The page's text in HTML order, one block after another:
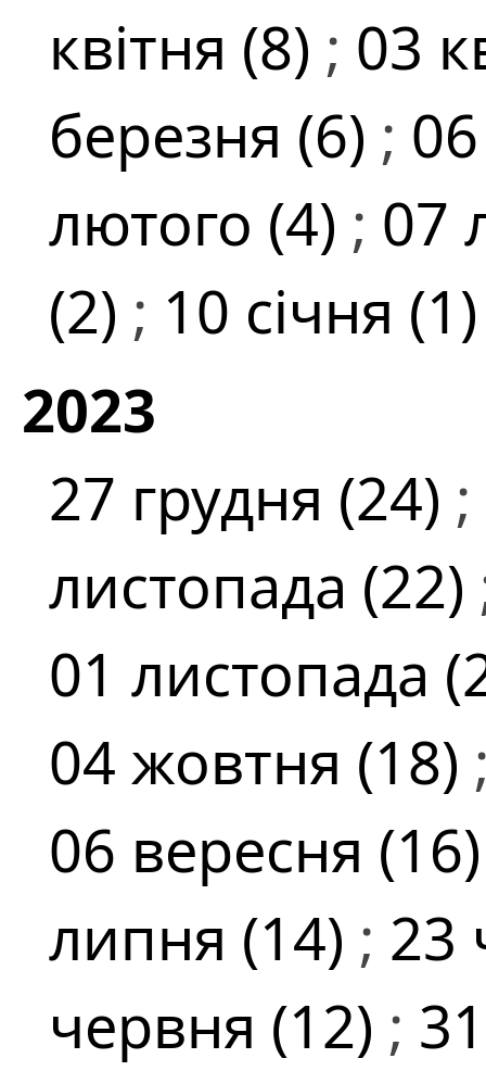
квітня (8) ; 03
березня (6) ;
лютого (4) ; 07
(2) ; 10 січня
2023
27 грудня (24) ;
листопада (22)
01 листопада
04 жовтня (18)
06 вересня
липня (14) ; 23
червня (12) ;